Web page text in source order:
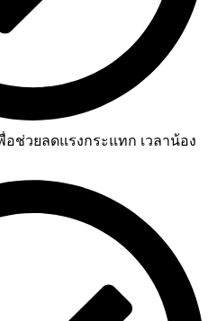
ช่วยลดแรงกระแทก เวลาน้อง